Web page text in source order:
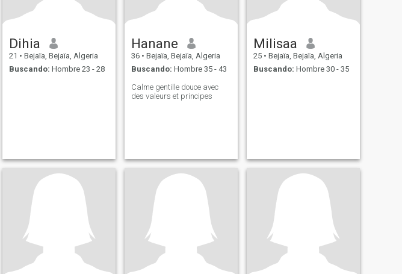
Dihia
21 • Bejaïa, Bejaïa, Algeria
Buscando: Hombre 23 - 28
Hanane
36 • Bejaïa, Bejaïa, Algeria
Buscando: Hombre 35 - 43
Calme gentille douce avec
des valeurs et principes
Milisaa
25 • Bejaïa, Bejaïa, Algeria
Buscando: Hombre 30 - 35